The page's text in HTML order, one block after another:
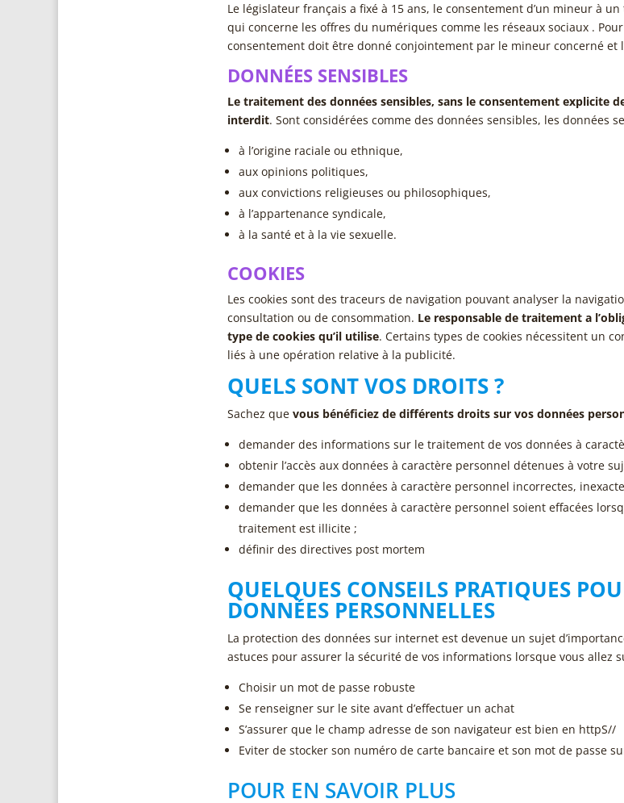
Le législateur français a fixé à 15 ans, le consentement d’un mineur à
qui concerne les offres du numériques comme les réseaux sociaux .
consentement doit être donné conjointement par le mineur concerné et
DONNÉES SENSIBLES
Le traitement des données sensibles, sans le consentement explicite
interdit. Sont considérées comme des données sensibles, les données
à l’origine raciale ou ethnique,
aux opinions politiques,
aux convictions religieuses ou philosophiques,
à l’appartenance syndicale,
à la santé et à la vie sexuelle.
COOKIES
Les cookies sont des traceurs de navigation pouvant analyser la
consultation ou de consommation. Le responsable de traitement a
type de cookies qu’il utilise. Certains types de cookies nécessitent un
liés à une opération relative à la publicité.
QUELS SONT VOS DROITS ?
Sachez que vous bénéficiez de différents droits sur vos données
demander des informations sur le traitement de vos données à
obtenir l’accès aux données à caractère personnel détenues à votre
demander que les données à caractère personnel incorrectes,
demander que les données à caractère personnel soient effacées
traitement est illicite ;
définir des directives post mortem
QUELQUES CONSEILS PRATIQUES
DONNÉES PERSONNELLES
La protection des données sur internet est devenue un sujet
astuces pour assurer la sécurité de vos informations lorsque vous allez
Choisir un mot de passe robuste
Se renseigner sur le site avant d’effectuer un achat
S’assurer que le champ adresse de son navigateur est bien en httpS//
Eviter de stocker son numéro de carte bancaire et son mot de passe
POUR EN SAVOIR PLUS